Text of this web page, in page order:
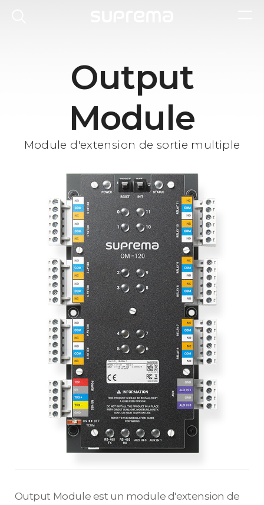
Output
Module
Module d'extension de sortie multiple
Output Module est un module d'extension de